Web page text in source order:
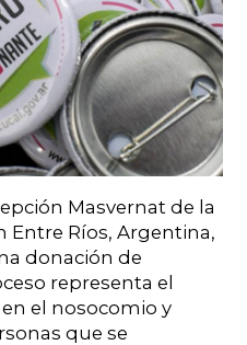
Masvernat de la
Entre Ríos, Argentina,
donación de
representa el
el nosocomio y
que se